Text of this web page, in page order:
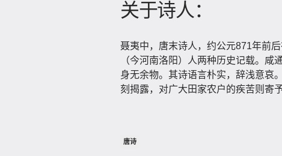
关于诗人：
聂夷中，唐末诗人，约公元871年前
（今河南洛阳）人两种历史记载。咸
身无余物。其诗语言朴实，辞浅意哀
刻揭露，对广大田家农户的疾苦则寄
唐诗